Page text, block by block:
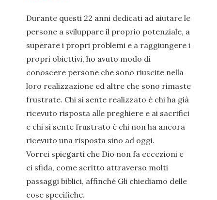
Durante questi 22 anni dedicati ad aiutare le
persone a sviluppare il proprio potenziale, a
superare i propri problemi e a raggiungere i
propri obiettivi, ho avuto modo di
conoscere persone che sono riuscite nella
loro realizzazione ed altre che sono rimaste
frustrate. Chi si sente realizzato è chi ha già
ricevuto risposta alle preghiere e ai sacrifici
e chi si sente frustrato è chi non ha ancora
ricevuto una risposta sino ad oggi.
Vorrei spiegarti che Dio non fa eccezioni e
ci sfida, come scritto attraverso molti
passaggi biblici, affinché Gli chiediamo delle
cose specifiche.